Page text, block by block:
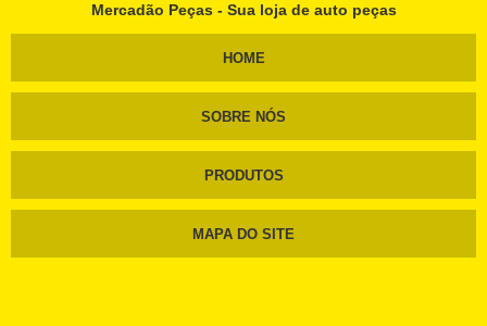
Mercadão Peças - Sua loja de auto peças
HOME
SOBRE NÓS
PRODUTOS
MAPA DO SITE